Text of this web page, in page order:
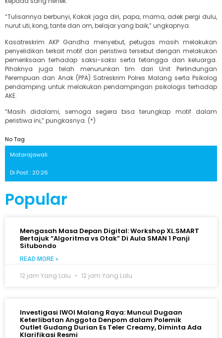
“Tulisannya berbunyi, Kakak jaga diri, papa, mama, adek pergi dulu,
nurut uti, kong, tante dan om, belajar yang baik,” ungkapnya.
Kasatreskrim AKP Gandha menyebut, petugas masih melakukan
penyelidikan terkait motif dari peristiwa tersebut dengan melakukan
pemeriksaan terhadap saksi-saksi serta tetangga dan keluarga.
Pihaknya juga telah menurunkan tim dari Unit Perlindungan
Perempuan dan Anak (PPA) Satreskrim Polres Malang serta Psikolog
pendamping untuk melakukan pendampingan psikologis terhadap
AKE.
“Masih didalami, semoga segera bisa terungkap motif dalam
peristiwa ini,” pungkasnya. (*)
No Tag
Matarajawali
Di Post : 20:26
Popular
Mengasah Masa Depan Digital: Workshop XL.SMART
Bertajuk “Algoritma vs Otak” Di Aula SMAN 1 Panji
Situbondo
READ MORE »
12 jam Yang Lalu 12 jam Yang Lalu
Investigasi IWOI Malang Raya: Muncul Dugaan
Keterlibatan Anggota Denpom dalam Polemik
Outlet Gudang Durian Es Teler Creamy, Diminta Ada
Klarifikasi Resmi